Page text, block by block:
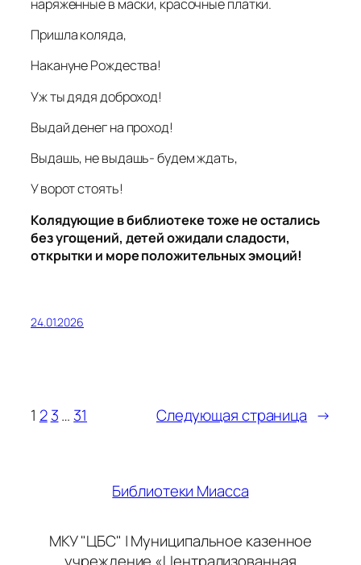
Колядующие в библиотеке тоже не остались
без угощений, детей ожидали сладости,
открытки и море положительных эмоций!
МКУ "ЦБС" | Муниципальное казенное